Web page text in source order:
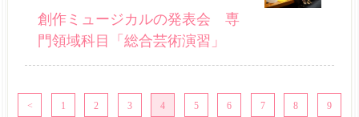
創作ミュージカルの発表会 専
門領域科目「総合芸術演習」
1 2 3 4 5 6 7 8 9